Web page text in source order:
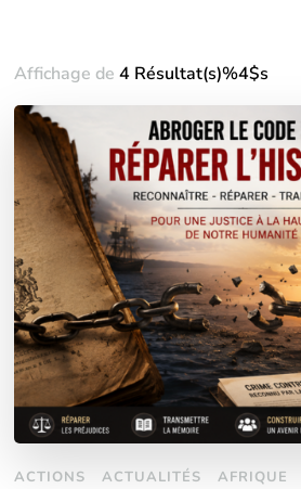
Affichage de4 Résultat(s)%4$s
ACTIONS ACTUALITÉS AFRIQUE